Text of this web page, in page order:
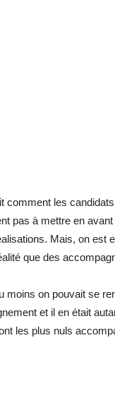
comment les
pas à mettre en
Mais, on est
que des
on pouvait se
et il en était
les plus nuls